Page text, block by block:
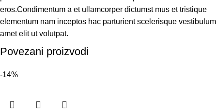
eros.Condimentum a et ullamcorper dictumst mus et tristique
elementum nam inceptos hac parturient scelerisque vestibulum
amet elit ut volutpat.
Povezani proizvodi
-14%